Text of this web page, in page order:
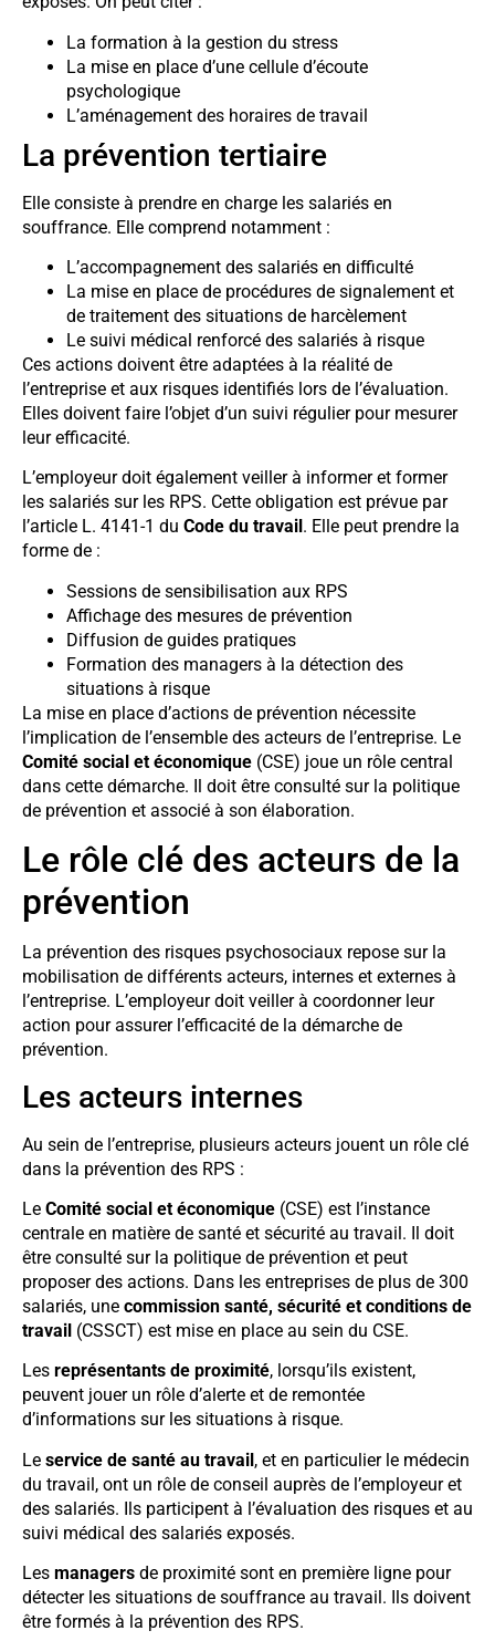
La formation à la gestion du stress
La mise en place d’une cellule d’écoute
psychologique
L’aménagement des horaires de travail
La prévention tertiaire
Elle consiste à prendre en charge les salariés en
souffrance. Elle comprend notamment :
L’accompagnement des salariés en difficulté
La mise en place de procédures de signalement et
de traitement des situations de harcèlement
Le suivi médical renforcé des salariés à risque
Ces actions doivent être adaptées à la réalité de
l’entreprise et aux risques identifiés lors de l’évaluation.
Elles doivent faire l’objet d’un suivi régulier pour mesurer
leur efficacité.
L’employeur doit également veiller à informer et former
les salariés sur les RPS. Cette obligation est prévue par
l’article L. 4141-1 du Code du travail . Elle peut prendre la
forme de :
Sessions de sensibilisation aux RPS
Affichage des mesures de prévention
Diffusion de guides pratiques
Formation des managers à la détection des
situations à risque
La mise en place d’actions de prévention nécessite
l’implication de l’ensemble des acteurs de l’entreprise. Le
Comité social et économique (CSE) joue un rôle central
dans cette démarche. Il doit être consulté sur la politique
de prévention et associé à son élaboration.
Le rôle clé des acteurs de la
prévention
La prévention des risques psychosociaux repose sur la
mobilisation de différents acteurs, internes et externes à
l’entreprise. L’employeur doit veiller à coordonner leur
action pour assurer l’efficacité de la démarche de
prévention.
Les acteurs internes
Au sein de l’entreprise, plusieurs acteurs jouent un rôle clé
dans la prévention des RPS :
Le Comité social et économique (CSE) est l’instance
centrale en matière de santé et sécurité au travail. Il doit
être consulté sur la politique de prévention et peut
proposer des actions. Dans les entreprises de plus de 300
salariés, une commission santé, sécurité et conditions de
travail (CSSCT) est mise en place au sein du CSE.
Les représentants de proximité, lorsqu’ils existent,
peuvent jouer un rôle d’alerte et de remontée
d’informations sur les situations à risque.
Le service de santé au travail, et en particulier le médecin
du travail, ont un rôle de conseil auprès de l’employeur et
des salariés. Ils participent à l’évaluation des risques et au
suivi médical des salariés exposés.
Les managers de proximité sont en première ligne pour
détecter les situations de souffrance au travail. Ils doivent
être formés à la prévention des RPS.